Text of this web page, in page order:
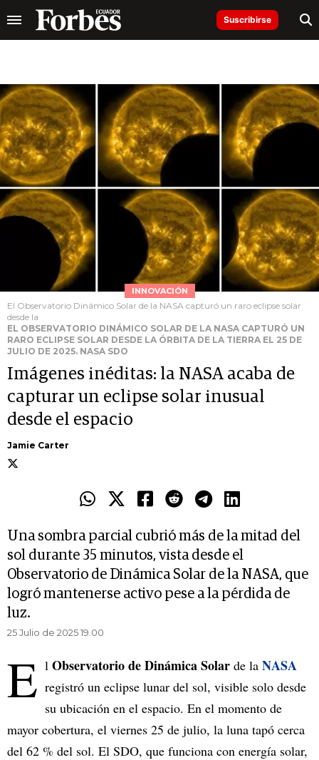
Suscribirse
INNOVACIÓN
El Observatorio Dinámico Solar de la NASA capturó un raro eclipse solar
desde la
EL OBSERVATORIO DINÁMICO SOLAR DE LA NASA CAPTURÓ UN
RARO ECLIPSE SOLAR DESDE LA ÓRBITA DE LA TIERRA EL 25 DE
JULIO DE 2025. NASA SDO
Imágenes inéditas: la NASA acaba de
capturar un eclipse solar inusual
desde el espacio
Jamie Carter
Una sombra parcial cubrió más de la mitad del
sol durante 35 minutos, vista desde el
Observatorio de Dinámica Solar de la NASA, que
logró mantenerse activo pese a la pérdida de
luz.
25 Julio de 2025 19.00
E l Observatorio de Dinámica Solar de la NASA
registró un eclipse lunar del sol, visible solo desde
su ubicación en el espacio. En el momento de
mayor cobertura, el viernes 25 de julio, la luna tapó cerca
del 62 % del sol. El SDO, que funciona con energía solar,